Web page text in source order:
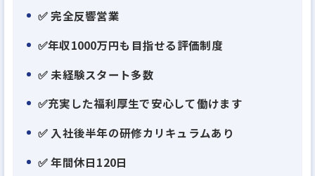
＼ミニミニで働く魅力、まとめました！／
・明確なカリキュラム＆評価制度で、誰でも公平に
ステップアップ可能
スがいっぱい
✅ 完全反響営業
✅年収1000万円も目指せる評価制度
✅ 未経験スタート多数
✅充実した福利厚生で安心して働けます
✅ 入社後半年の研修カリキュラムあり
✅ 年間休日120日